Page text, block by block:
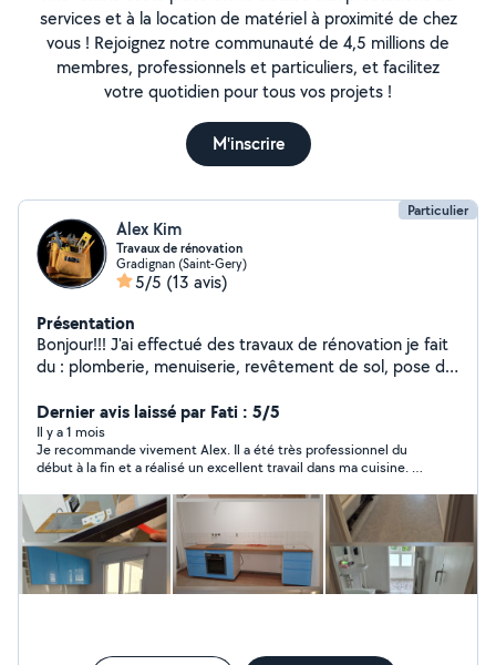
services et à la location de matériel à proximité de chez
vous ! Rejoignez notre communauté de 4,5 millions de
membres, professionnels et particuliers, et facilitez
votre quotidien pour tous vos projets !
M'inscrire
Particulier
Alex Kim
Travaux de rénovation
Gradignan (Saint-Gery)
5/5 (13 avis)
Présentation
Bonjour!!! J'ai effectué des travaux de rénovation je fait
du : plomberie, menuiserie, revêtement de sol, pose de
électricité domestique, montage de meubles,
installation de cuisines...
Dernier avis laissé par Fati : 5/5
Il y a 1 mois
Je recommande vivement Alex. Il a été très professionnel du
début à la fin et a réalisé un excellent travail dans ma cuisine. Il
bon conseil. Le résultat est à la hauteur de mes attentes. De
plus, le rapport qualité-prix est très bon. Je n'hésiterai pas à
refaire appel à lui pour de futurs travaux. Merci encore pour
cette prestation de qualité !